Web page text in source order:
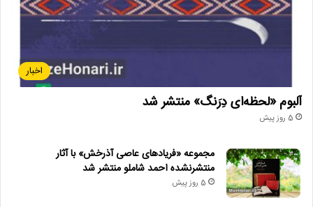
اخبار
آلبوم «لحظه‌ای دِرَنگ» منتشر شد
5 روز پیش
مجموعه «فریادهای عاصی آذرخش» با آثار
منتشرنشده احمد شاملو منتشر شد
5 روز پیش